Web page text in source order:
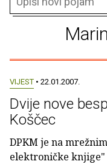
VIJEST • 22.01.2007.
Dvije nove
Koščec
DPKM je na
elektroničke knjige"